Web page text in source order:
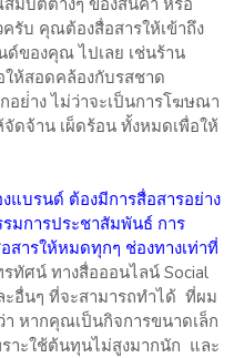
มบัติต่างๆ ของสินค้า หรือ
รับ คุณต้องสื่อสารให้เข้าถึง
ของคุณ ไปเลย เช่นร้าน
ให้สอดคล้องกับรสชาด
ย่่าง ไม่ว่าจะเป็นการโฆษณา
ดจ้าน เผ็ดร้อน ทั้งหมดเพื่อให้
บรนด์ ต้องมีการสื่อสารอย่าง
มการประชาสัมพันธ์ การ
สารให้หมดทุกๆ ช่องทางเท่าที่
รทัศน์ ทางสื่อออนไลน์ Social
อื่นๆ ที่จะสามารถทำได้ ที่ผม
หากคุณเป็นกิจการขนาดเล็ก
ราะใช้ต้นทุนไม่สูงมากนัก และ